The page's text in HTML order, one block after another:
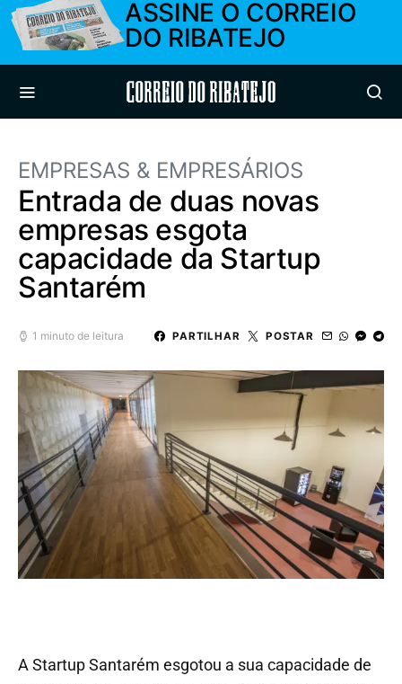
ASSINE O CORREIO
DO RIBATEJO
Correio do Ribatejo
EMPRESAS & EMPRESÁRIOS
Entrada de duas novas
empresas esgota
capacidade da Startup
Santarém
1 minuto de leitura PARTILHAR POSTAR
A Startup Santarém esgotou a sua capacidade de